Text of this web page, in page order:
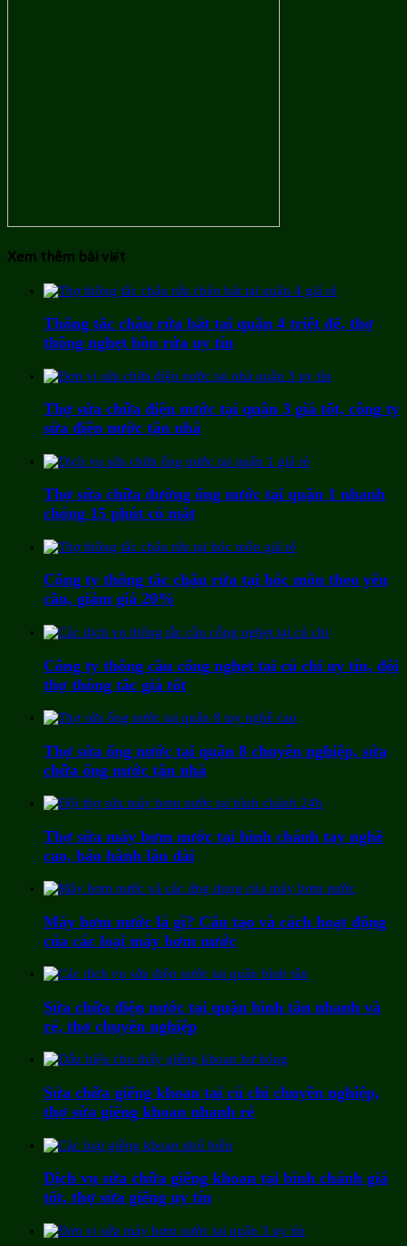
Xem thêm bài viết
Thông tắc chậu rửa bát tại quận 4 triệt để, thợ
thông nghẹt bồn rửa uy tín
Thợ sửa chữa điện nước tại quận 3 giá tốt, công ty
sửa điện nước tận nhà
Thợ sửa chữa đường ống nước tại quận 1 nhanh
chóng 15 phút có mặt
Công ty thông tắc chậu rửa tại hóc môn theo yêu
cầu, giảm giá 20%
Công ty thông cầu cống nghẹt tại củ chi uy tín, đội
thợ thông tắc giá tốt
Thợ sửa ống nước tại quận 8 chuyên nghiệp, sửa
chữa ống nước tận nhà
Thợ sửa máy bơm nước tại bình chánh tay nghề
cao, bảo hành lâu dài
Máy bơm nước là gì? Cấu tạo và cách hoạt động
của các loại máy bơm nước
Sửa chữa điện nước tại quận bình tân nhanh và
rẻ, thợ chuyên nghiệp
Sửa chữa giếng khoan tại củ chi chuyên nghiệp,
thợ sửa giếng khoan nhanh rẻ
Dịch vụ sửa chữa giếng khoan tại bình chánh giá
tốt, thợ sửa giếng uy tín